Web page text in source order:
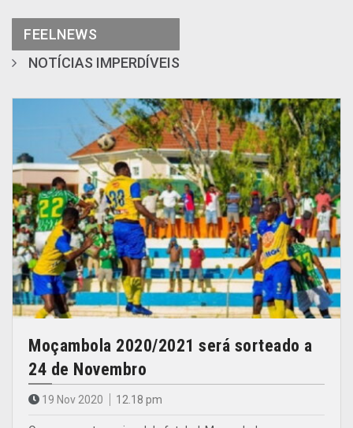
FEELNEWS
NOTÍCIAS IMPERDÍVEIS
Moçambola 2020/2021 será sorteado a
24 de Novembro
19 Nov 2020 12.18 pm